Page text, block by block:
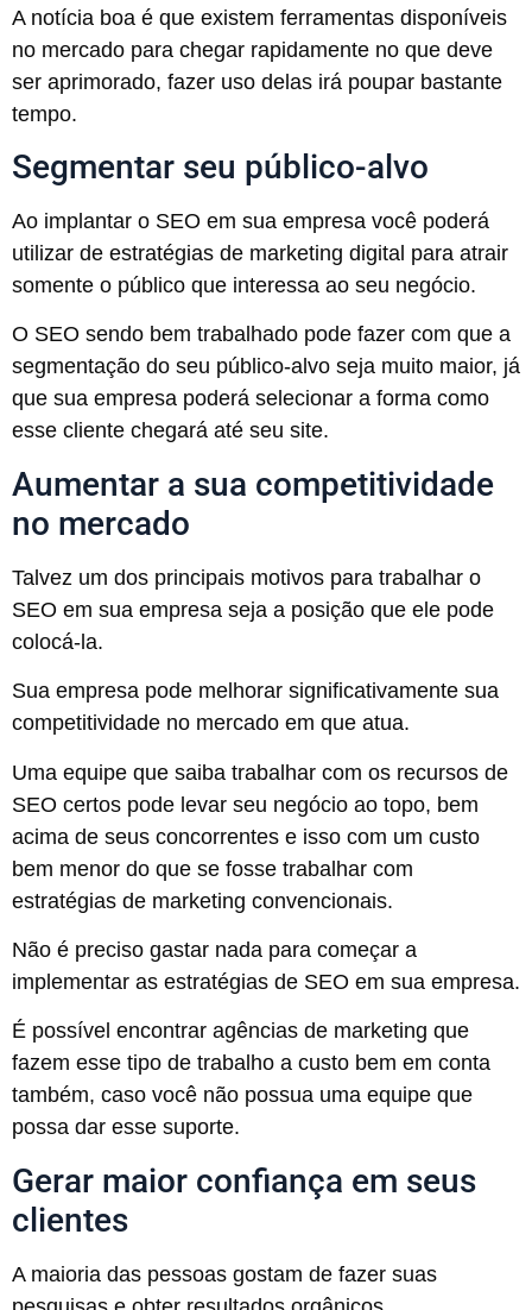
A notícia boa é que existem ferramentas disponíveis
no mercado para chegar rapidamente no que deve
ser aprimorado, fazer uso delas irá poupar bastante
tempo.
Segmentar seu público-alvo
Ao implantar o SEO em sua empresa você poderá
utilizar de estratégias de marketing digital para atrair
somente o público que interessa ao seu negócio.
O SEO sendo bem trabalhado pode fazer com que a
segmentação do seu público-alvo seja muito maior, já
que sua empresa poderá selecionar a forma como
esse cliente chegará até seu site.
Aumentar a sua competitividade
no mercado
Talvez um dos principais motivos para trabalhar o
SEO em sua empresa seja a posição que ele pode
colocá-la.
Sua empresa pode melhorar significativamente sua
competitividade no mercado em que atua.
Uma equipe que saiba trabalhar com os recursos de
SEO certos pode levar seu negócio ao topo, bem
acima de seus concorrentes e isso com um custo
bem menor do que se fosse trabalhar com
estratégias de marketing convencionais.
Não é preciso gastar nada para começar a
implementar as estratégias de SEO em sua empresa.
É possível encontrar agências de marketing que
fazem esse tipo de trabalho a custo bem em conta
também, caso você não possua uma equipe que
possa dar esse suporte.
Gerar maior confiança em seus
clientes
A maioria das pessoas gostam de fazer suas